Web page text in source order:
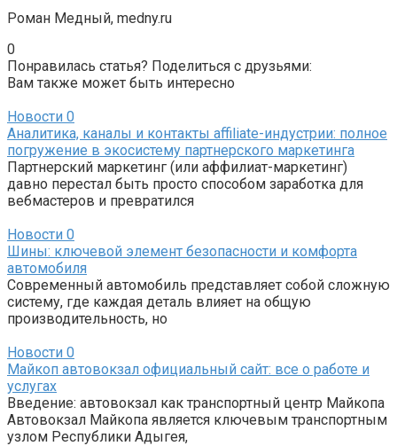
Роман Медный, medny.ru
0
Понравилась статья? Поделиться с друзьями:
Вам также может быть интересно
Новости 0
Аналитика, каналы и контакты affiliate-индустрии: полное
погружение в экосистему партнерского маркетинга
Партнерский маркетинг (или аффилиат-маркетинг)
давно перестал быть просто способом заработка для
вебмастеров и превратился
Новости 0
Шины: ключевой элемент безопасности и комфорта
автомобиля
Современный автомобиль представляет собой сложную
систему, где каждая деталь влияет на общую
производительность, но
Новости 0
Майкоп автовокзал официальный сайт: все о работе и
услугах
Введение: автовокзал как транспортный центр Майкопа
Автовокзал Майкопа является ключевым транспортным
узлом Республики Адыгея,